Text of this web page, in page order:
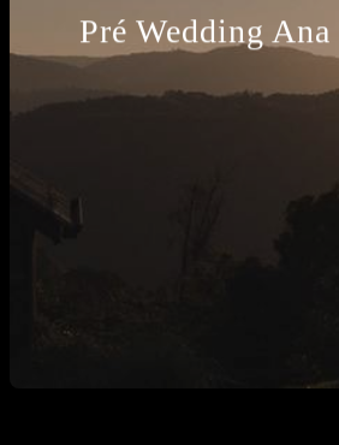
Pré Wedding Ana